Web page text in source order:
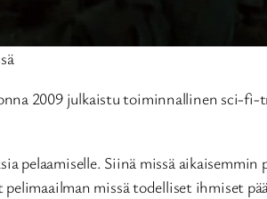
2009 julkaistu toiminnallinen sci-fi-
pelaamiselle. Siinä missä
missä todelliset ihmiset